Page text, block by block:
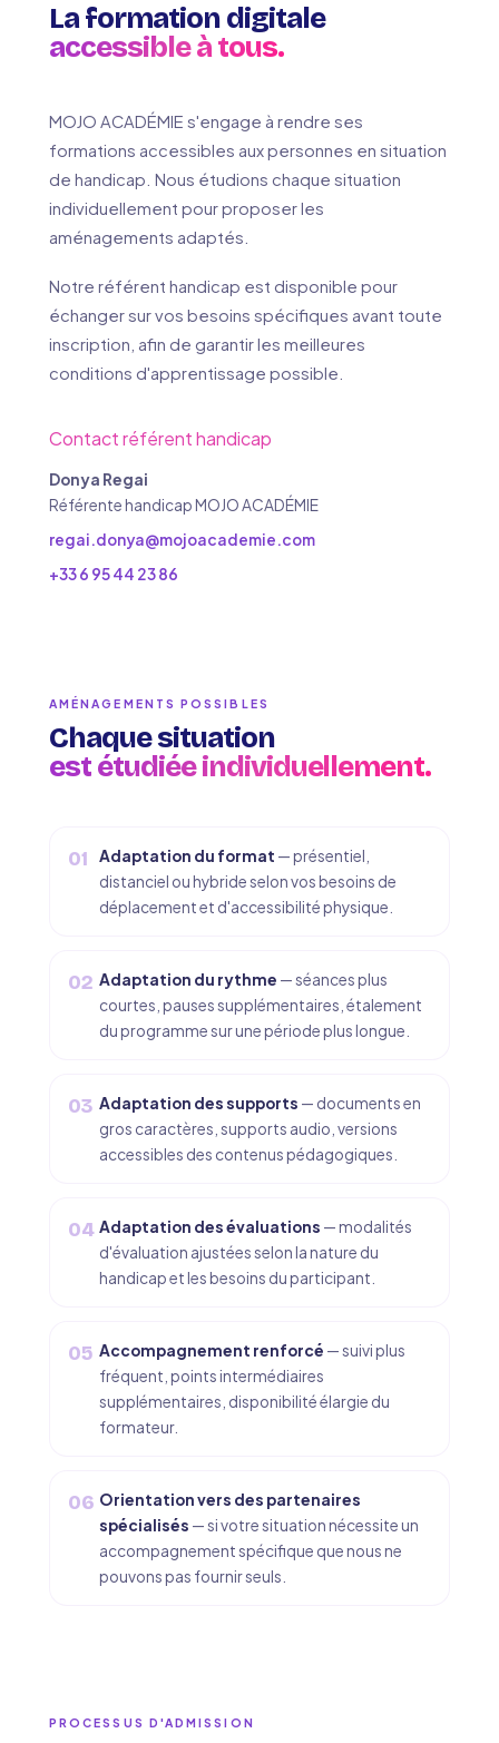
La formation digitale
accessible à tous.
MOJO ACADÉMIE s'engage à rendre ses
formations accessibles aux personnes en situation
de handicap. Nous étudions chaque situation
individuellement pour proposer les
aménagements adaptés.
Notre référent handicap est disponible pour
échanger sur vos besoins spécifiques avant toute
inscription, afin de garantir les meilleures
conditions d'apprentissage possible.
Contact référent handicap
Donya Regai
Référente handicap MOJO ACADÉMIE
regai.donya@mojoacademie.com
+33 6 95 44 23 86
AMÉNAGEMENTS POSSIBLES
Chaque situation
est étudiée individuellement.
01 Adaptation du format — présentiel,
distanciel ou hybride selon vos besoins de
déplacement et d'accessibilité physique.
02 Adaptation du rythme — séances plus
courtes, pauses supplémentaires, étalement
du programme sur une période plus longue.
03 Adaptation des supports — documents en
gros caractères, supports audio, versions
accessibles des contenus pédagogiques.
04 Adaptation des évaluations — modalités
d'évaluation ajustées selon la nature du
handicap et les besoins du participant.
05 Accompagnement renforcé — suivi plus
fréquent, points intermédiaires
supplémentaires, disponibilité élargie du
formateur.
06 Orientation vers des partenaires
spécialisés — si votre situation nécessite un
accompagnement spécifique que nous ne
pouvons pas fournir seuls.
PROCESSUS D'ADMISSION